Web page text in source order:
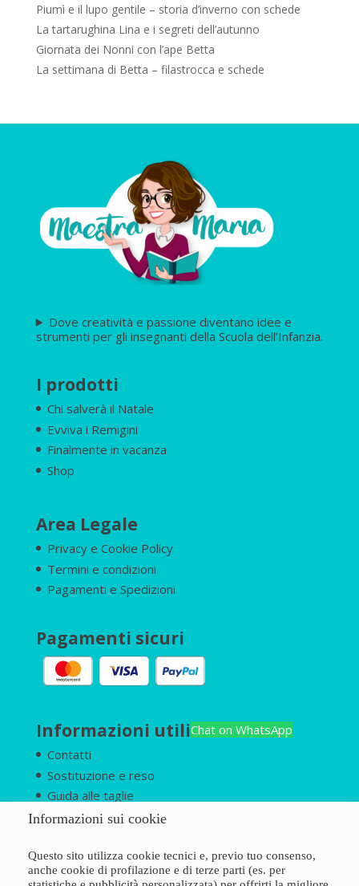
Piumì e il lupo gentile – storia d’inverno con schede
La tartarughina Lina e i segreti dell’autunno
Giornata dei Nonni con l’ape Betta
La settimana di Betta – filastrocca e schede
Dove creatività e passione diventano idee e
strumenti per gli insegnanti della Scuola dell’Infanzia.
I prodotti
Chi salverà il Natale
Evviva i Remigini
Finalmente in vacanza
Shop
Area Legale
Privacy e Cookie Policy
Termini e condizioni
Pagamenti e Spedizioni
Pagamenti sicuri
Informazioni utili
Contatti
Sostituzione e reso
Guida alle taglie
Chi siamo
Chat on WhatsApp
Informazioni sui cookie
Questo sito utilizza cookie tecnici e, previo tuo consenso,
anche cookie di profilazione e di terze parti (es. per